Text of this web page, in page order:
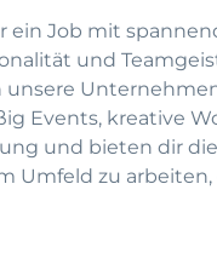
Job mit
und
Events, kreative
und bieten dir
Umfeld zu